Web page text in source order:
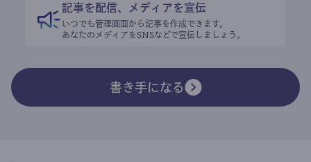
記事を配信、メディアを宣伝
いつでも管理画面から記事を作成できます。
あなたのメディアをSNSなどで宣伝しましょう。
書き手になる